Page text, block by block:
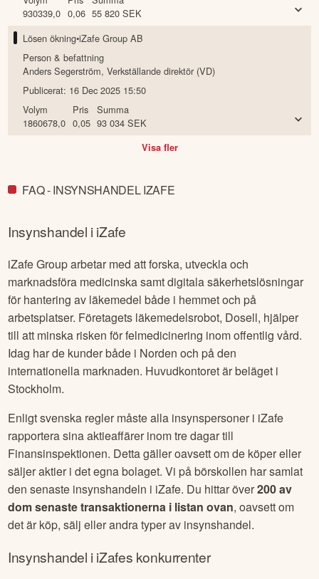
930339,0 0,06 55 820 SEK
Lösen ökning•iZafe Group AB
Person & befattning
Anders Segerström,Verkställande direktör (VD)
Publicerat: 16 Dec 2025 15:50
Volym
1860678,0
Pris
0,05
Summa
93 034 SEK
Visa fler
FAQ - INSYNSHANDEL IZAFE
Insynshandel iiZafe
iZafe Group arbetar med att forska, utveckla och
marknadsföra medicinska samt digitala säkerhetslösningar
för hantering av läkemedel både i hemmet och på
arbetsplatser. Företagets läkemedelsrobot, Dosell, hjälper
till att minska risken för felmedicinering inom offentlig vård.
Idag har de kunder både i Norden och på den
internationella marknaden. Huvudkontoret är beläget i
Stockholm.
Enligt svenska regler måste alla insynspersoner i iZafe
rapportera sina aktieaffärer inom tre dagar till
Finansinspektionen. Detta gäller oavsett om de köper eller
säljer aktier i det egna bolaget. Vi på börskollen har samlat
den senaste insynshandeln i iZafe. Du hittar över200av
dom senaste transaktionerna i listan ovan, oavsett om
det är köp, sälj eller andra typer av insynshandel.
Insynshandel iiZafes konkurrenter